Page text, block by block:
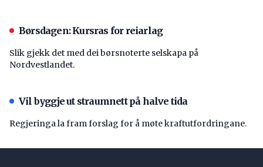
Børsdagen: Kursras for reiarlag
Slik gjekk det med dei børsnoterte selskapa på
Nordvestlandet.
Vil byggje ut straumnett på halve tida
Regjeringa la fram forslag for å møte kraftutfordringane.